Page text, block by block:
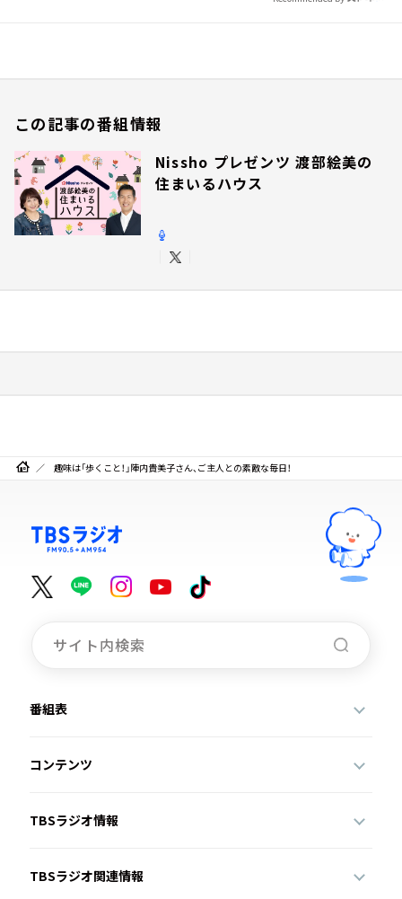
この記事の番組情報
Nissho プレゼンツ 渡部絵美の
住まいるハウス
趣味は「歩くこと！」陣内貴美子さん、ご主人との素敵な毎日！
番組表
コンテンツ
TBSラジオ情報
TBSラジオ関連情報